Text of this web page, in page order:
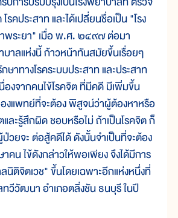
คประสาท และได้เปลี่ยนชื่อเป็น "โรง
พระยา" เมื่อ พ.ศ. ๒๔๙๗ ต่อมา
บาลแห่งนี้ ก้าวหน้าทันสมัยขึ้นเรื่อยๆ
ษาทางโรคระบบประสาท และประสาท
งจากคนไข้โรคจิต ที่มีคดี มีเพิ่มขึ้น
องแพทย์ที่จะต้อง พิสูจน์ว่าผู้ต้องหาหรือ
และรู้สึกผิด ชอบหรือไม่ ถ้าเป็นโรคจิต ก็
วยจะ ต่อสู้คดีได้ ดังนั้นจำเป็นที่จะต้อง
คน ไข้ดังกล่าวให้พอเพียง จึงได้มีการ
นิติจิตเวช" ขึ้นโดยเฉพาะอีกแห่งหนึ่งที่
วัฒนา อำเภอตลิ่งชัน ธนบุรี ในปี